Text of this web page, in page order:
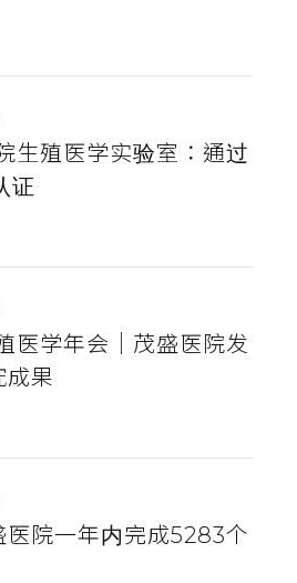
生殖医学实验室：通过
证
医学年会｜茂盛医院发
成果
医院一年内完成5283个